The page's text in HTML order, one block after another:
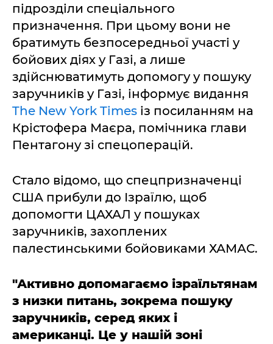
підрозділи спеціального
призначення. При цьому вони не
братимуть безпосередньої участі у
бойових діях у Газі, а лише
здійснюватимуть допомогу у пошуку
заручників у Газі, інформує видання
The New York Times із посиланням на
Крістофера Маєра, помічника глави
Пентагону зі спецоперацій.
Стало відомо, що спецпризначенці
США прибули до Ізраїлю, щоб
допомогти ЦАХАЛ у пошуках
заручників, захоплених
палестинськими бойовиками ХАМАС.
"Активно допомагаємо ізраїльтянам
з низки питань, зокрема пошуку
заручників, серед яких і
американці. Це у нашій зоні